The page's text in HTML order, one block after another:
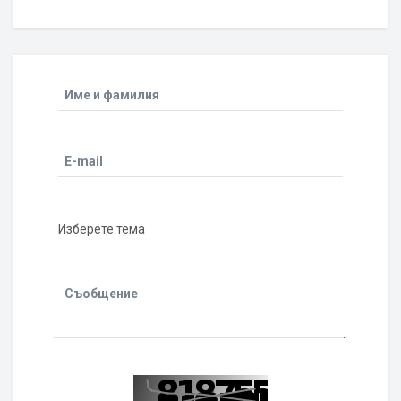
Име и фамилия
E-mail
Съобщение